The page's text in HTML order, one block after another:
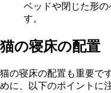
ベッドや閉じた形
す。
猫の寝床の配置
猫の寝床の配置も重要で
めに、以下のポイントに